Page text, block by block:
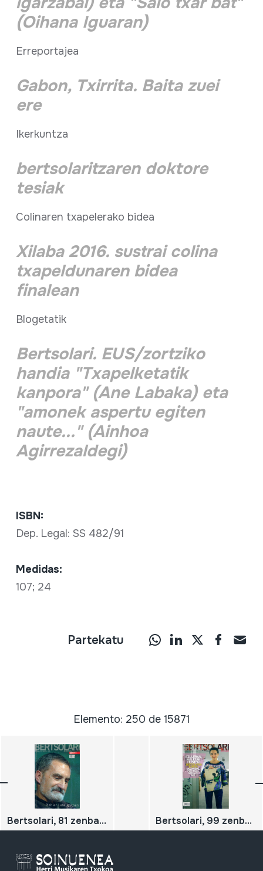
(Oihana Iguaran)
Erreportajea
Gabon, Txirrita. Baita zuei
ere
Ikerkuntza
bertsolaritzaren doktore
tesiak
Colinaren txapelerako bidea
Xilaba 2016. sustrai colina
txapeldunaren bidea
finalean
Blogetatik
Bertsolari. EUS/zortziko
handia "Txapelketatik
kanpora" (Ane Labaka) eta
"amonek aspertu egiten
naute..." (Ainhoa
Agirrezaldegi)
ISBN:
Dep. Legal: SS 482/91
Medidas:
107; 24
Partekatu
Elemento: 250 de 15871
Bertsolari, 81 zenbakia; Xabier Lete Gogoan Bertsolari, 99 zenbakia; Itzuleran, Maletak Husten